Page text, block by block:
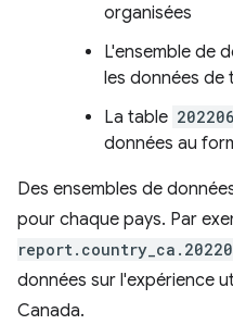
organisées
L'ensemble de
les données de
La table 202206
données au
Des ensembles de
pour chaque pays. Par
données sur l'expérience
Canada.